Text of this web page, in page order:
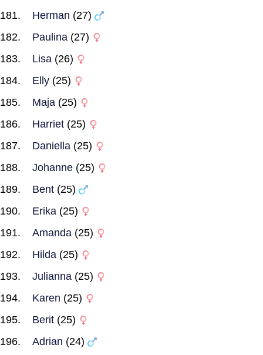
Herman (27)
Paulina (27)
Lisa (26)
Elly (25)
Maja (25)
Harriet (25)
Daniella (25)
Johanne (25)
Bent (25)
Erika (25)
Amanda (25)
Hilda (25)
Julianna (25)
Karen (25)
Berit (25)
Adrian (24)